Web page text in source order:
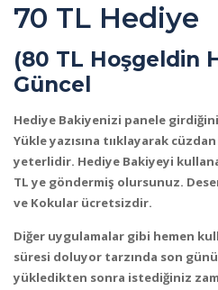
70 TL Hediye
(80 TL Hoşgeldin
Güncel
Hediye Bakiyenizi panele
Yükle yazısına tııklayarak
yeterlidir. Hediye Bakiyeyi
TL ye göndermiş olursunuz.
ve Kokular ücretsizdir.
Diğer uygulamalar gibi hemen
süresi doluyor tarzında son
yükledikten sonra istediğiniz